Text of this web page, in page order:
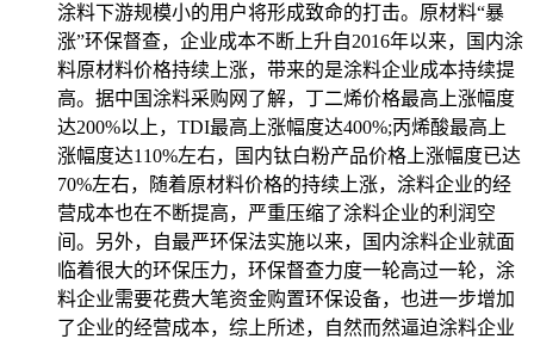
涂料下游规模小的用户将形成致命的打击。原材料“暴
涨”环保督查，企业成本不断上升自2016年以来，国内涂
料原材料价格持续上涨，带来的是涂料企业成本持续提
高。据中国涂料采购网了解，丁二烯价格最高上涨幅度
达200%以上，TDI最高上涨幅度达400%;丙烯酸最高上
涨幅度达110%左右，国内钛白粉产品价格上涨幅度已达
70%左右，随着原材料价格的持续上涨，涂料企业的经
营成本也在不断提高，严重压缩了涂料企业的利润空
间。另外，自最严环保法实施以来，国内涂料企业就面
临着很大的环保压力，环保督查力度一轮高过一轮，涂
料企业需要花费大笔资金购置环保设备，也进一步增加
了企业的经营成本，综上所述，自然而然逼迫涂料企业